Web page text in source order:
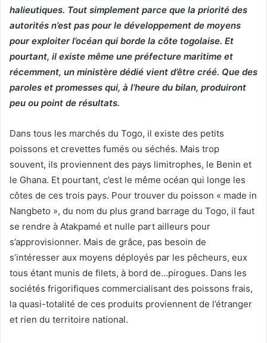
halieutiques. Tout simplement parce que la priorité des
autorités n’est pas pour le développement de moyens
pour exploiter l’océan qui borde la côte togolaise. Et
pourtant, il existe même une préfecture maritime et
récemment, un ministère dédié vient d’être créé. Que des
paroles et promesses qui, à l’heure du bilan, produiront
peu ou point de résultats.
Dans tous les marchés du Togo, il existe des petits
poissons et crevettes fumés ou séchés. Mais trop
souvent, ils proviennent des pays limitrophes, le Benin et
le Ghana. Et pourtant, c’est le même océan qui longe les
côtes de ces trois pays. Pour trouver du poisson « made in
Nangbeto », du nom du plus grand barrage du Togo, il faut
se rendre à Atakpamé et nulle part ailleurs pour
s’approvisionner. Mais de grâce, pas besoin de
s’intéresser aux moyens déployés par les pêcheurs, eux
tous étant munis de filets, à bord de…pirogues. Dans les
sociétés frigorifiques commercialisant des poissons frais,
la quasi-totalité de ces produits proviennent de l’étranger
et rien du territoire national.